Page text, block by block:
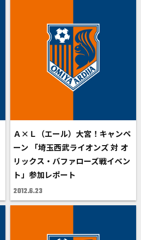
Ａ×Ｌ（エール）大宮！キャンペ
ーン 「埼玉西武ライオンズ 対 オ
リックス・バファローズ戦イベン
ト」参加レポート
2012.6.23